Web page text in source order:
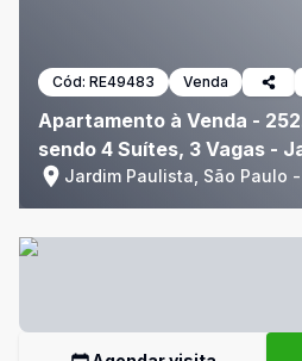
Cód: RE49483 Venda
Apartamento à Venda -
sendo 4 Suítes, 3 Vagas -
Jardim Paulista, São Paulo -